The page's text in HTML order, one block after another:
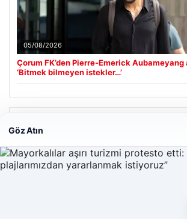
05/08/2026
Çorum FK’den Pierre-Emerick Aubameyang
‘Bitmek bilmeyen istekler…’
Enes Kaplan Avukatlık Bürosu
28/04/2026
Web sitemizi nasıl kullandığınızı daha iyi
Göz Atın